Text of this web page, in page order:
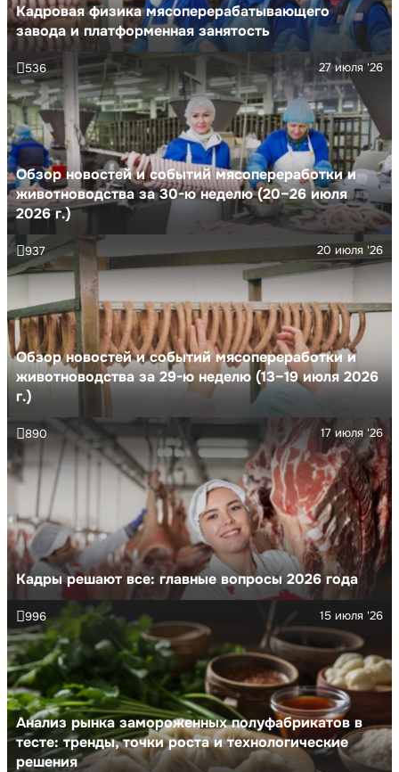
Кадровая физика мясоперерабатывающего
завода и платформенная занятость
Обзор новостей и событий мясопереработки и
животноводства за 30-ю неделю (20–26 июля
2026 г.)
27 июля '26
536
Обзор новостей и событий мясопереработки и
животноводства за 29-ю неделю (13–19 июля 2026
г.)
20 июля '26
937
Кадры решают все: главные вопросы 2026 года
17 июля '26
890
Анализ рынка замороженных полуфабрикатов в
тесте: тренды, точки роста и технологические
решения
15 июля '26
996